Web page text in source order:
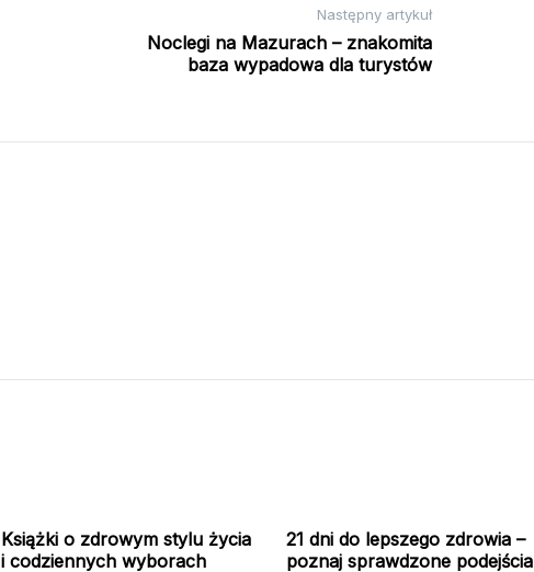
Następny artykuł
Noclegi na Mazurach – znakomita
baza wypadowa dla turystów
Książki o zdrowym stylu życia
i codziennych wyborach
21 dni do lepszego zdrowia –
poznaj sprawdzone podejścia